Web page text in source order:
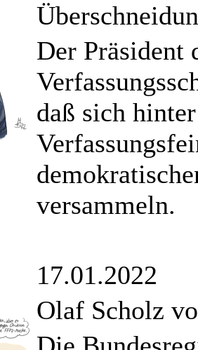
Der Präsident
daß sich
versammeln.
17.01.2022
Olaf Scholz